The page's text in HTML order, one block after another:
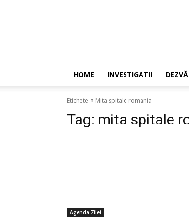
HOME INVESTIGATII
Etichete Mita spitale romania
Tag: mita spitale
Agenda Zilei